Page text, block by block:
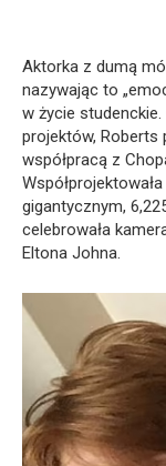
Aktorka z dumą
nazywając to
w życie
projektów, Roberts
współpracą z
gigantycznym,
celebrowała
Eltona Johna.